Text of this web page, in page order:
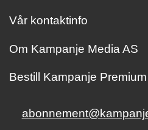
Vår kontaktinfo
Om Kampanje Media AS
Bestill Kampanje Premium